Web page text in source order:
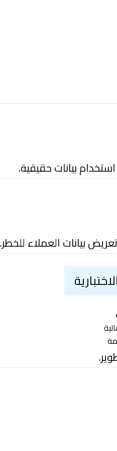
بيانات حقيقية.
بيانات العملاء للخطر.